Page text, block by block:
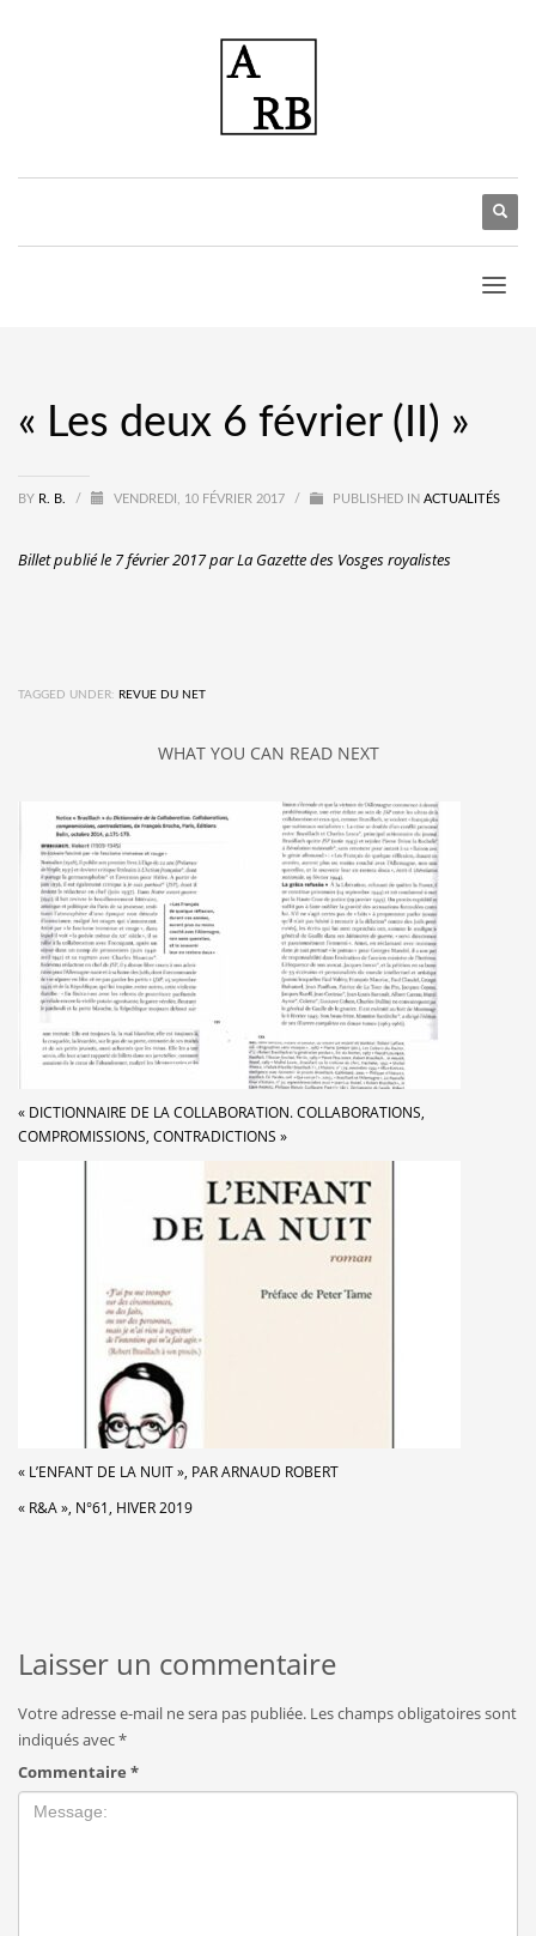
« Les deux 6 février (II) »
BY R. B. / VENDREDI, 10 FÉVRIER 2017 / PUBLISHED IN ACTUALITÉS
Billet publié le 7 février 2017 par La Gazette des Vosges royalistes
TAGGED UNDER: REVUE DU NET
WHAT YOU CAN READ NEXT
« DICTIONNAIRE DE LA COLLABORATION. COLLABORATIONS,
COMPROMISSIONS, CONTRADICTIONS »
« L’ENFANT DE LA NUIT », PAR ARNAUD ROBERT
« R&A », N°61, HIVER 2019
Laisser un commentaire
Votre adresse e-mail ne sera pas publiée. Les champs obligatoires sont
indiqués avec*
Commentaire *